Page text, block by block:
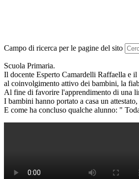
Campo di ricerca per le pagine del sito
Scuola Primaria.
Il docente Esperto Camardelli Raffaella e
al coinvolgimento attivo dei bambini, la
Al fine di favorire l'apprendimento di una
I bambini hanno portato a casa un
E come ha concluso qualche alunno: "